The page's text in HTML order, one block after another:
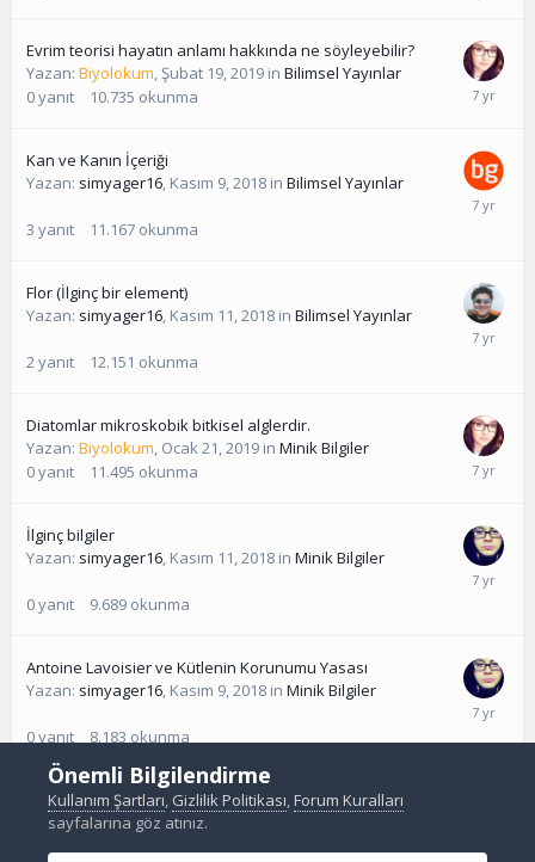
Evrim teorisi hayatın anlamı hakkında ne söyleyebilir?
Yazan: Biyolokum,Şubat 19, 2019 in Bilimsel Yayınlar
0yanıt 10.735 okunma
Kan ve Kanın İçeriği
Yazan: simyager16, Kasım 9, 2018 in Bilimsel Yayınlar
3 yanıt 11.167 okunma
Flor (İlginç bir element)
Yazan: simyager16, Kasım 11, 2018 in Bilimsel Yayınlar
2yanıt 12.151 okunma
Diatomlar mikroskobik bitkisel alglerdir.
Yazan: Biyolokum, Ocak 21, 2019 in Minik Bilgiler
0yanıt 11.495 okunma
İlginç bilgiler
Yazan: simyager16, Kasım 11, 2018 in Minik Bilgiler
0yanıt 9.689 okunma
Antoine Lavoisier ve Kütlenin Korunumu Yasası
Yazan: simyager16, Kasım 9, 2018 in Minik Bilgiler
0yanıt 8.183 okunma
Önemli Bilgilendirme
Kullanım Şartları, Gizlilik Politikası,Forum Kuralları
sayfalarına göz atınız.